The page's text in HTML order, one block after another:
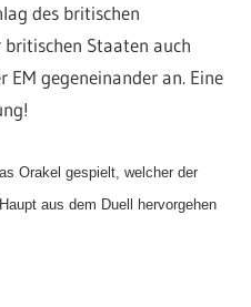
des britischen
Staaten auch
EM gegeneinander an. Eine
Orakel gespielt, welcher der
aus dem Duell hervorgehen